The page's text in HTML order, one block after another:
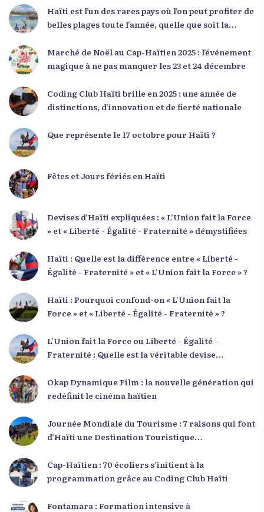
du pays, et qu’un engagement structuré de
seulement 4 % d’entre eux pourrait modifier
seconde intervention, « Jenès la ak responsablite l
», a souligné le lien indissociable entre potentiel et
responsabilité. Le Dr Volcy a invité les jeunes à
devenir des acteurs de transformation dans leurs
communautés, à investir dans leur formation et à
développer un leadership intègre. Appel à un
Haïti est l’un des rares pays où l’on peut profiter de
belles plages toute l’année, quelle que soit la
Marché de Noël au Cap-Haïtien 2025 : l’événement
magique à ne pas manquer les 23 et 24 décembre
Coding Club Haïti brille en 2025 : une année de
distinctions, d’innovation et de fierté nationale
Que représente le 17 octobre pour Haïti ?
Fêtes et Jours fériés en Haïti
Devises d’Haïti expliquées : « L’Union fait la Force
» et « Liberté - Égalité - Fraternité » démystifiées
Haïti : Quelle est la différence entre « Liberté -
Égalité - Fraternité » et « L’Union fait la Force » ?
Haïti : Pourquoi confond-on « L’Union fait la
Force » et « Liberté - Égalité - Fraternité » ?
L’Union fait la Force ou Liberté - Égalité -
Fraternité : Quelle est la véritable devise
Okap Dynamique Film : la nouvelle génération qui
redéfinit le cinéma haïtien
Journée Mondiale du Tourisme : 7 raisons qui font
d’Haïti une Destination Touristique
Cap-Haïtien : 70 écoliers s’initient à la
programmation grâce au Coding Club Haïti
Fontamara : Formation intensive à